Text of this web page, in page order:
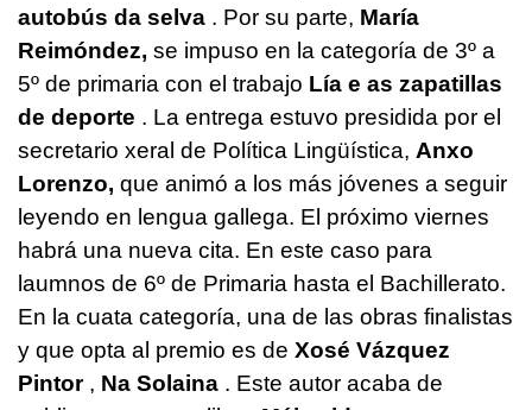
autobús da selva . Por su parte, María
Reimóndez, se impuso en la categoría de 3º a
5º de primaria con el trabajo Lía e as zapatillas
de deporte . La entrega estuvo presidida por el
secretario xeral de Política Lingüística, Anxo
Lorenzo, que animó a los más jóvenes a seguir
leyendo en lengua gallega. El próximo viernes
habrá una nueva cita. En este caso para
laumnos de 6º de Primaria hasta el Bachillerato.
En la cuata categoría, una de las obras finalistas
y que opta al premio es de Xosé Vázquez
Pintor, Na Solaina . Este autor acaba de